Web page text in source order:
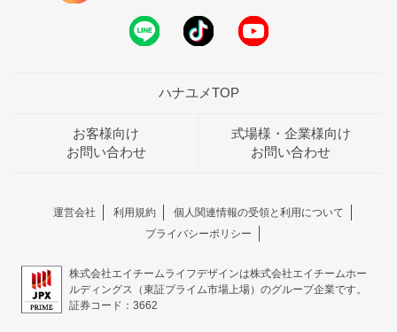
ハナユメTOP
お客様向け
お問い合わせ
式場様・企業様向け
お問い合わせ
運営会社 利用規約
個人関連情報の受領と利用について
プライバシーポリシー
株式会社エイチームライフデザインは株式会社エイチームホー
ルディングス（東証プライム市場上場）のグループ企業です。
証券コード：3662